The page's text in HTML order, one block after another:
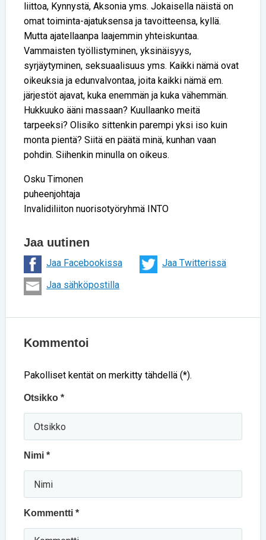
liittoa, Kynnystä, Aksonia yms. Jokaisella näistä on
omat toiminta-ajatuksensa ja tavoitteensa, kyllä.
Mutta ajatellaanpa laajemmin yhteiskuntaa.
Vammaisten työllistyminen, yksinäisyys,
syrjäytyminen, seksuaalisuus yms. Kaikki nämä ovat
oikeuksia ja edunvalvontaa, joita kaikki nämä em.
järjestöt ajavat, kuka enemmän ja kuka vähemmän.
Hukkuuko ääni massaan? Kuullaanko meitä
tarpeeksi? Olisiko sittenkin parempi yksi iso kuin
monta pientä? Siitä en päätä minä, kunhan vaan
pohdin. Siihenkin minulla on oikeus.
Osku Timonen
puheenjohtaja
Invalidiliiton nuorisotyöryhmä INTO
Jaa uutinen
Jaa Facebookissa
Jaa Twitterissä
Jaa sähköpostilla
Kommentoi
Pakolliset kentät on merkitty tähdellä (*).
Otsikko *
Nimi *
Kommentti *